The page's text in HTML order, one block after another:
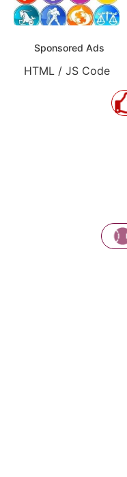
Sponsored Ads
HTML / JS Code